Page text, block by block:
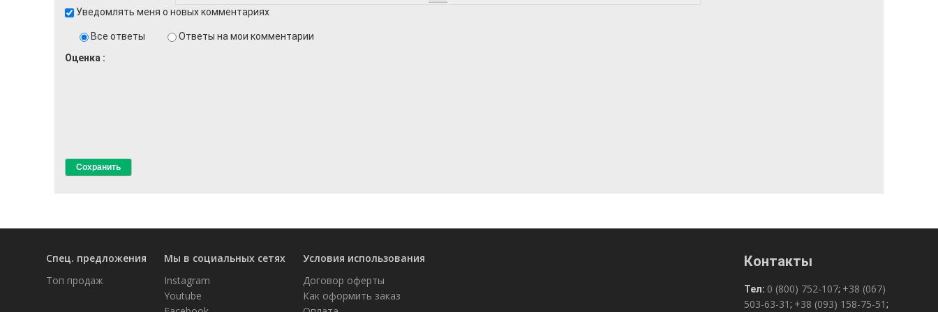
Уведомлять меня о новых комментариях
Все ответы
Ответы на мои комментарии
Оценка
Спец. предложения
Топ продаж
Мы в социальных сетях
Instagram
Youtube
Условия использования
Договор оферты
Как оформить заказ
Контакты
Тел: 0 (800) 752-107; +38 (067)
503-63-31; +38 (093) 158-75-51;